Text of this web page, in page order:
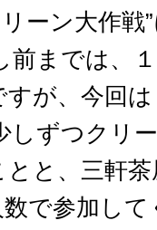
リーン大作戦
前までは、
が、今回
しずつクリ
とと、三軒
で参加し